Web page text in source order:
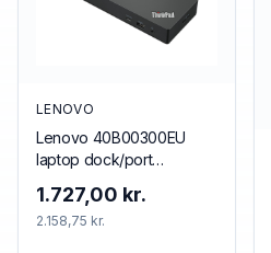
LENOVO
Lenovo 40B00300EU
laptop dock/port
Thunderbolt 4 Black, Red
1.727,00 kr.
2.158,75 kr.